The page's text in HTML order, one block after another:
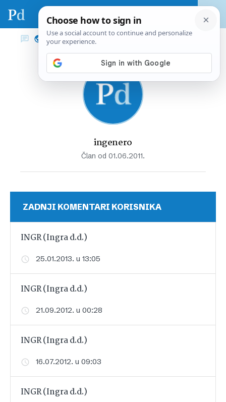
ingenero
Član od 01.06.2011.
ZADNJI KOMENTARI KORISNIKA
INGR (Ingra d.d.)
25.01.2013. u 13:05
INGR (Ingra d.d.)
21.09.2012. u 00:28
INGR (Ingra d.d.)
16.07.2012. u 09:03
INGR (Ingra d.d.)